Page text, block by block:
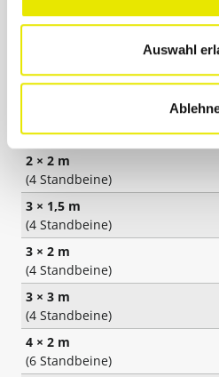
Auswahl
Innenkabine, auch als
Stabilität
(4 Standbeine)
2 × 2 m
(4 Standbeine)
3 × 1,5 m
(4 Standbeine)
3 × 2 m
(4 Standbeine)
3 × 3 m
(4 Standbeine)
4 × 2 m
(6 Standbeine)